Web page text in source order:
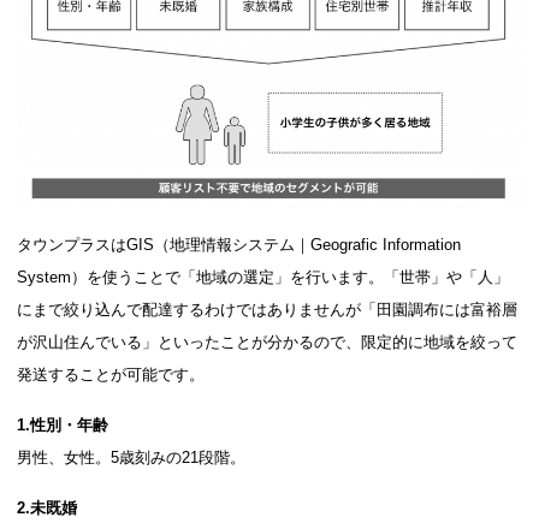
タウンプラスはGIS（地理情報システム｜Geografic Information
System）を使うことで「地域の選定」を行います。「世帯」や「人」
にまで絞り込んで配達するわけではありませんが「田園調布には富裕層
が沢山住んでいる」といったことが分かるので、限定的に地域を絞って
発送することが可能です。
1.性別・年齢
男性、女性。5歳刻みの21段階。
2.未既婚